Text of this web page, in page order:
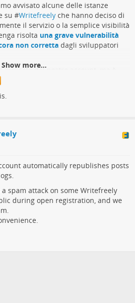
avvisato alcune delle istanze
su #Writefreely che hanno deciso di
il servizio o la semplice visibilità
risolta una grave vulnerabilità
non corretta dagli sviluppatori
arrecato dal nostro account, ma è
disagio che siamo riusciti ad
strumenti di amministrazione che
monitorare puntualmente le attività
Show more...
automatically republishes posts
spam attack on some Writefreely
during open registration, and we